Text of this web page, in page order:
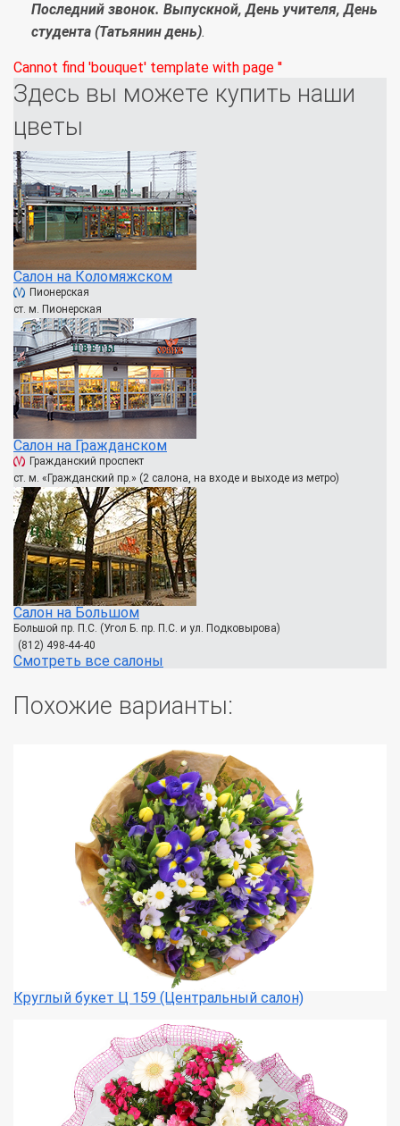
Последний звонок. Выпускной, День учителя, День
студента (Татьянин день).
Cannot find 'bouquet' template with page ''
Здесь вы можете купить наши
цветы
Салон на Коломяжском
Пионерская
ст. м. Пионерская
Салон на Гражданском
Гражданский проспект
ст. м. «Гражданский пр.» (2 салона, на входе и выходе из метро)
Салон на Большом
Большой пр. П.С. (Угол Б. пр. П.С. и ул. Подковырова)
(812) 498-44-40
Смотреть все салоны
Похожие варианты:
Круглый букет Ц 159 (Центральный салон)